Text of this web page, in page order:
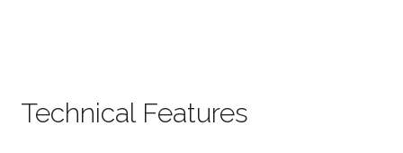
Technical Features